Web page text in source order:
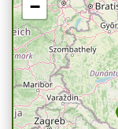
−